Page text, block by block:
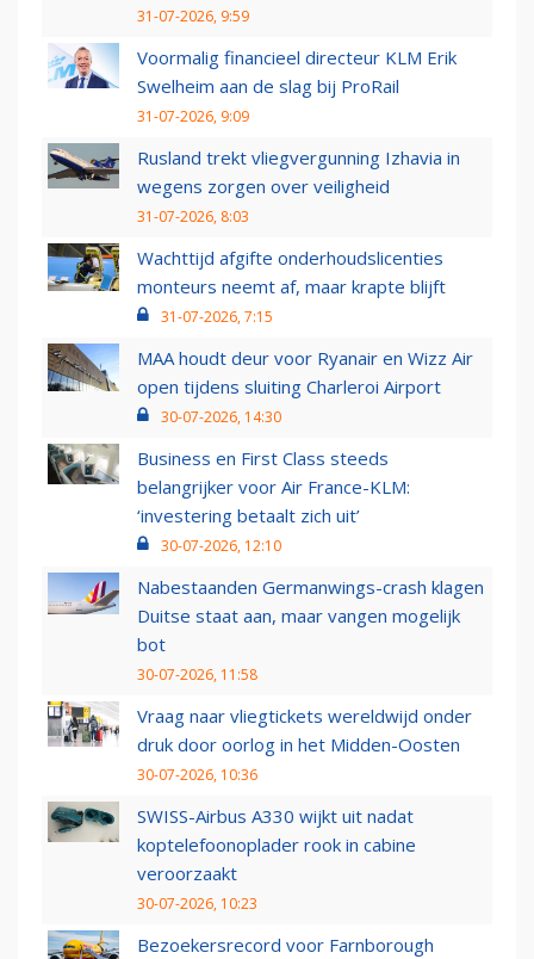
31-07-2026, 9:59
Voormalig financieel directeur KLM Erik
Swelheim aan de slag bij ProRail
31-07-2026, 9:09
Rusland trekt vliegvergunning Izhavia in
wegens zorgen over veiligheid
31-07-2026, 8:03
Wachttijd afgifte onderhoudslicenties
monteurs neemt af, maar krapte blijft
31-07-2026, 7:15
MAA houdt deur voor Ryanair en Wizz Air
open tijdens sluiting Charleroi Airport
30-07-2026, 14:30
Business en First Class steeds
belangrijker voor Air France-KLM:
‘investering betaalt zich uit’
30-07-2026, 12:10
Nabestaanden Germanwings-crash klagen
Duitse staat aan, maar vangen mogelijk
bot
30-07-2026, 11:58
Vraag naar vliegtickets wereldwijd onder
druk door oorlog in het Midden-Oosten
30-07-2026, 10:36
SWISS-Airbus A330 wijkt uit nadat
koptelefoonoplader rook in cabine
veroorzaakt
30-07-2026, 10:23
Bezoekersrecord voor Farnborough